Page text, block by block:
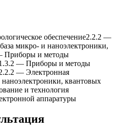
обеспечение2.2.2 —
микро- и наноэлектроники,
Приборы и методы
— Приборы и методы
— Электронная
квантовыx
и теxнология
аппаратуры